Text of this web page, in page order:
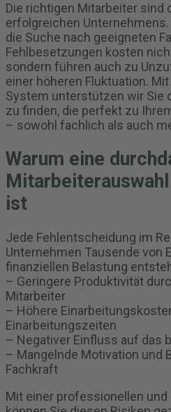
Die richtigen Mitarbeiter sind
erfolgreichen
die Suche nach geeigneten
Fehlbesetzungen kosten
sondern führen auch zu
einer höheren Fluktuation.
System unterstützen wir Sie
zu finden, die perfekt zu
– sowohl fachlich als auch
Warum eine
ist
Jede Fehlentscheidung im
Unternehmen Tausende von
finanziellen Belastung
– Geringere Produktivität
Mitarbeiter
– Höhere
Einarbeitungszeiten
– Negativer Einfluss auf das
– Mangelnde Motivation und
Fachkraft
Mit einer professionellen